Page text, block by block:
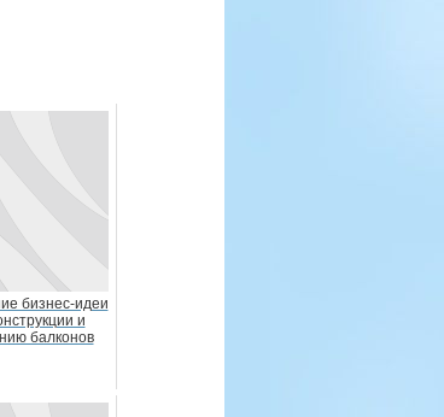
бизнес-идеи
и
балконов